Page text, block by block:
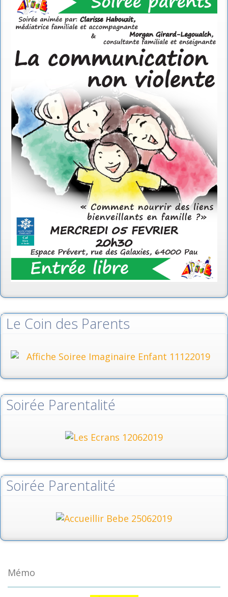
Le Coin des Parents
Soirée Parentalité
Soirée Parentalité
Mémo